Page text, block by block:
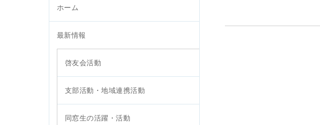
ホーム
最新情報
啓友会活動
支部活動・地域連携活動
同窓生の活躍・活動